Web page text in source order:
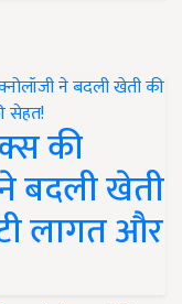
की
बदली खेती
लागत और